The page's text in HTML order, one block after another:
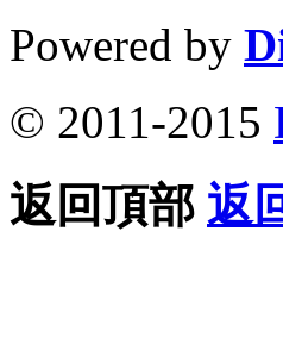
Powered by
© 2011-2015
返回頂部 返